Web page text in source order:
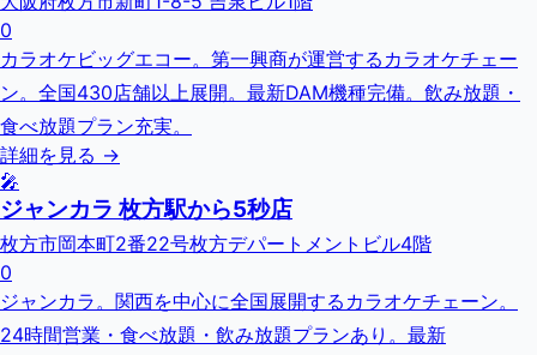
0
カラオケビッグエコー。第一興商が運営するカラオケチェー
ン。全国430店舗以上展開。最新DAM機種完備。飲み放題・
食べ放題プラン充実。
詳細を見る →
🎤
ジャンカラ 枚方駅から5秒店
枚方市岡本町2番22号枚方デパートメントビル4階
0
ジャンカラ。関西を中心に全国展開するカラオケチェーン。
24時間営業・食べ放題・飲み放題プランあり。最新